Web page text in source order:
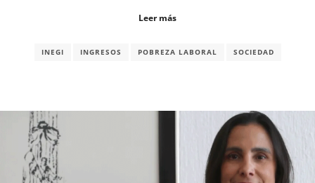
Leer más
INEGI INGRESOS POBREZA LABORAL SOCIEDAD